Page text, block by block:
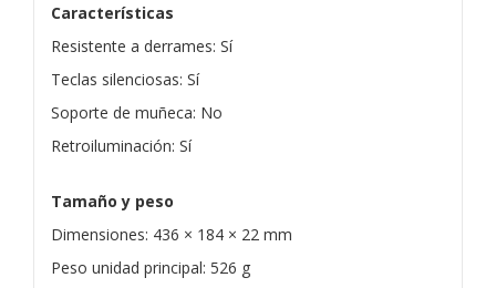
Características
Resistente a derrames: Sí
Teclas silenciosas: Sí
Soporte de muñeca: No
Retroiluminación: Sí
Tamaño y peso
Dimensiones: 436 × 184 × 22 mm
Peso unidad principal: 526 g